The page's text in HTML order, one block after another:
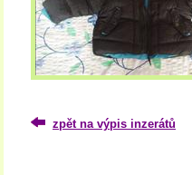
zpět na výpis inzerátů